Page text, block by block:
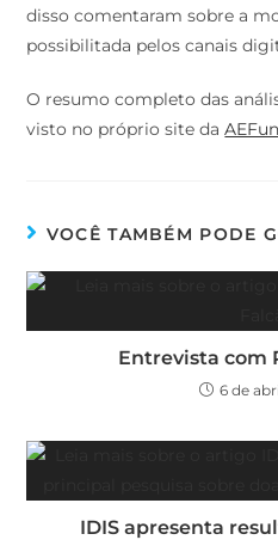
disso comentaram sobre a
possibilitada pelos canais
O resumo completo das
visto no próprio site da
VOCÊ TAMBÉM PODE
Entrevista com
6 de
IDIS apresenta